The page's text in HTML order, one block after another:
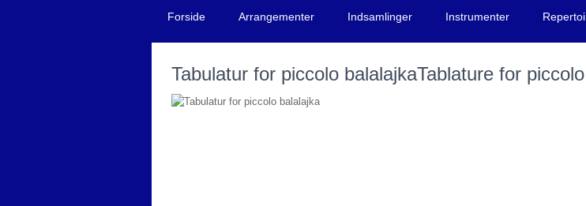
Forside Arrangementer Indsamlinger Instrumenter
Tabulatur for piccolo balalajkaTablature for